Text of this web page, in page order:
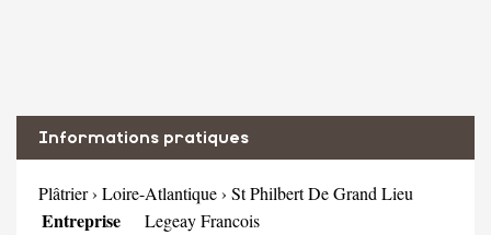
Informations pratiques
Plâtrier› Loire-Atlantique› St Philbert De Grand Lieu
Entreprise Legeay Francois